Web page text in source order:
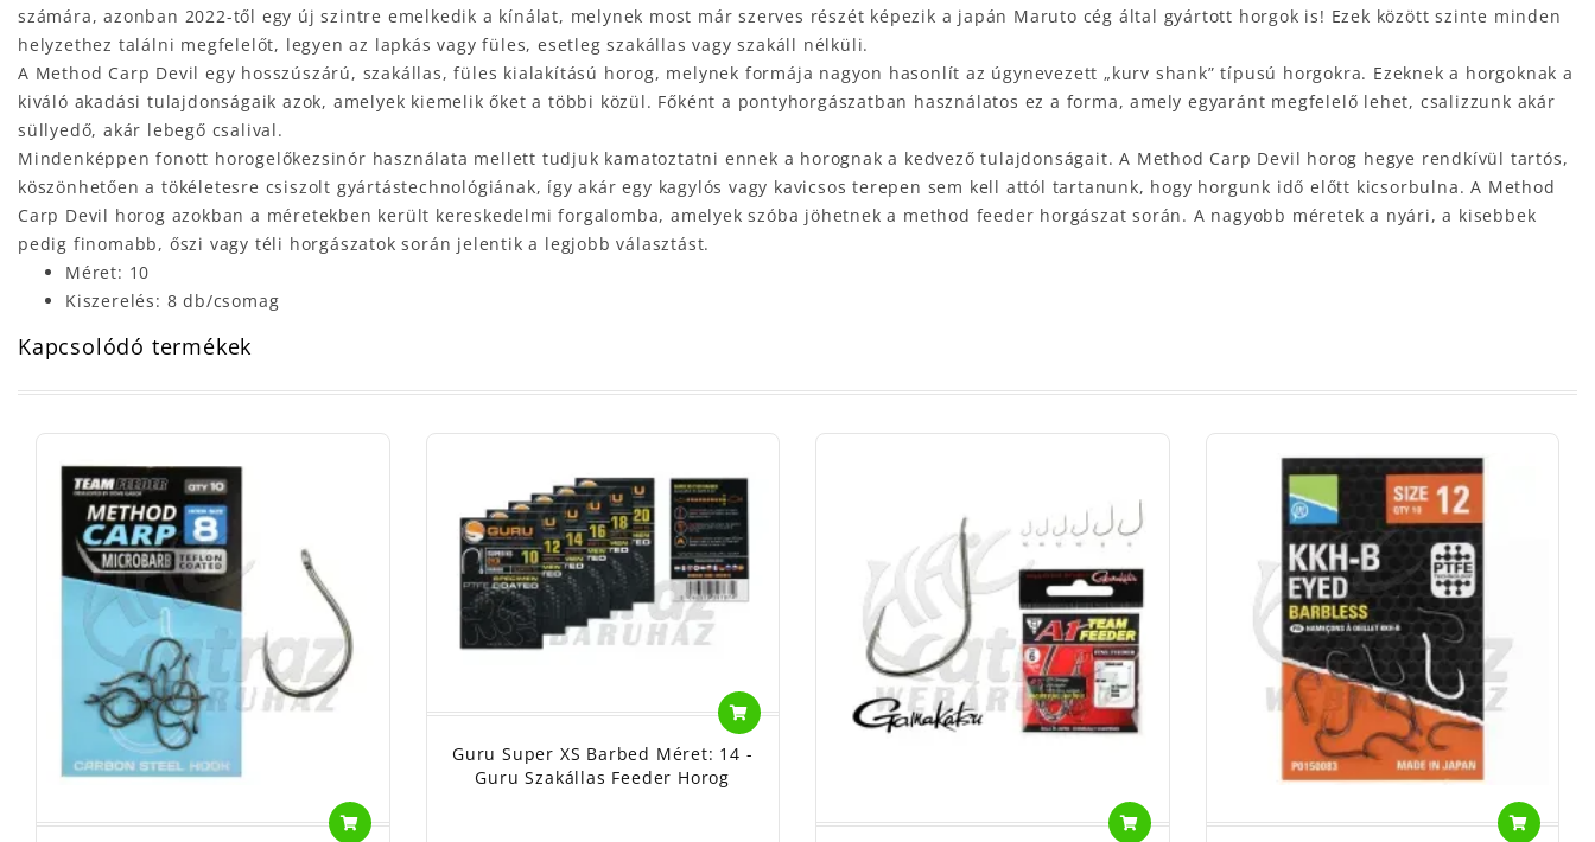
számára, azonban 2022-től egy új szintre emelkedik a kínálat, melynek most már szerves részét képezik a japán Maruto cég által gyártott horgok is! Ezek között szinte minden
helyzethez találni megfelelőt, legyen az lapkás vagy füles, esetleg szakállas vagy szakáll nélküli.
A Method Carp Devil egy hosszúszárú, szakállas, füles kialakítású horog, melynek formája nagyon hasonlít az úgynevezett „kurv shank” típusú horgokra. Ezeknek a horgoknak a
kiváló akadási tulajdonságaik azok, amelyek kiemelik őket a többi közül. Főként a pontyhorgászatban használatos ez a forma, amely egyaránt megfelelő lehet, csalizzunk akár
süllyedő, akár lebegő csalival.
Mindenképpen fonott horogelőkezsinór használata mellett tudjuk kamatoztatni ennek a horognak a kedvező tulajdonságait. A Method Carp Devil horog hegye rendkívül tartós,
köszönhetően a tökéletesre csiszolt gyártástechnológiának, így akár egy kagylós vagy kavicsos terepen sem kell attól tartanunk, hogy horgunk idő előtt kicsorbulna. A Method
Carp Devil horog azokban a méretekben került kereskedelmi forgalomba, amelyek szóba jöhetnek a method feeder horgászat során. A nagyobb méretek a nyári, a kisebbek
pedig finomabb, őszi vagy téli horgászatok során jelentik a legjobb választást.
Méret: 10
Kiszerelés: 8 db/csomag
Kapcsolódó termékek
Guru Super XS Barbed Méret: 14 -
Guru Szakállas Feeder Horog